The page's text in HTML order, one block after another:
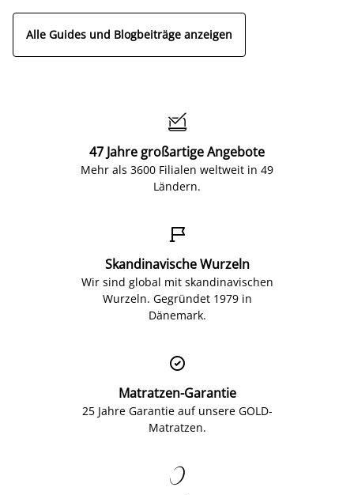
Alle Guides und Blogbeiträge anzeigen

47 Jahre großartige Angebote
Mehr als 3600 Filialen weltweit in 49
Ländern.

Skandinavische Wurzeln
Wir sind global mit skandinavischen
Wurzeln. Gegründet 1979 in
Dänemark.

Matratzen-Garantie
25 Jahre Garantie auf unsere GOLD-
Matratzen.
